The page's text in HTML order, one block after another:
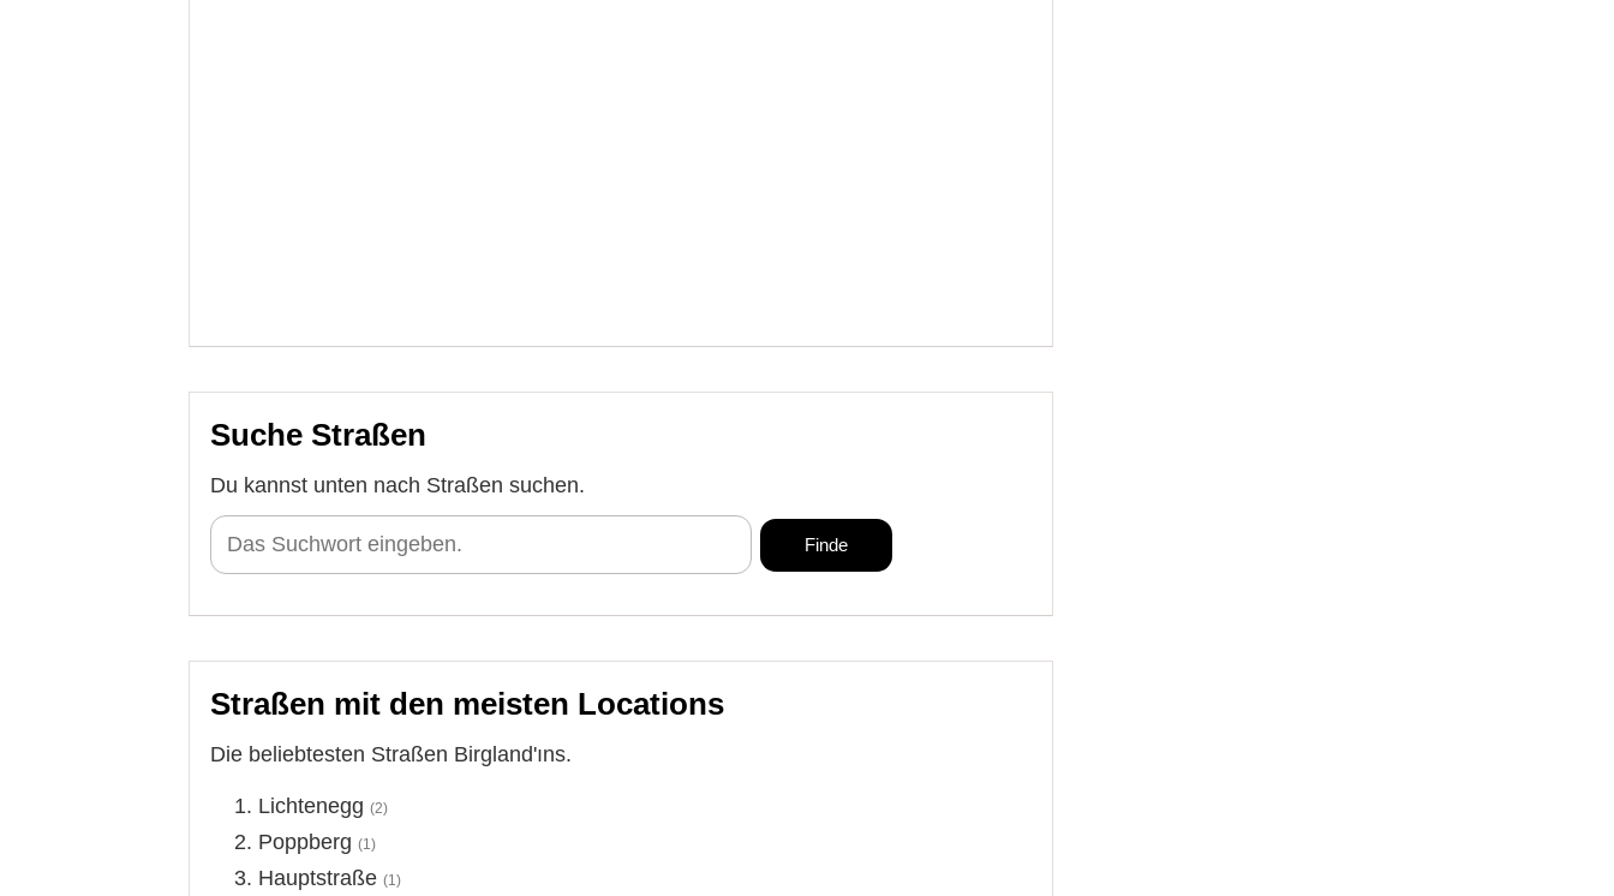
Suche Straßen
Du kannst unten nach Straßen suchen.
Straßen mit den meisten Locations
Die beliebtesten Straßen Birgland'ıns.
Lichtenegg (2)
Poppberg (1)
Hauptstraße (1)